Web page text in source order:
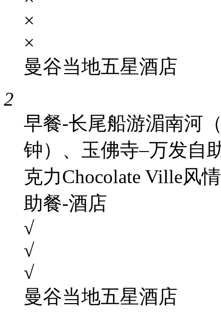
×
×
曼谷当地五星酒店
2
早餐-长尾船游湄南河
钟）、玉佛寺–万发自
克力Chocolate Ville风
助餐-酒店
√
√
√
曼谷当地五星酒店